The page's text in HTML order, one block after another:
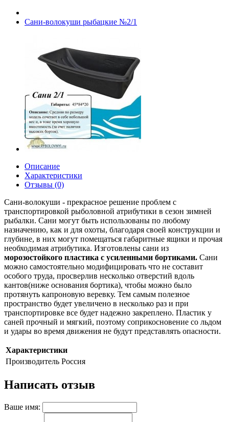
Сани-волокуши рыбацкие №2/1
Описание
Характеристики
Отзывы (0)
Сани-волокуши - прекрасное решение проблем с
транспортировкой рыболовной атрибутики в сезон зимней
рыбалки. Сани могут быть использованы по любому
назначению, как и для охоты, благодаря своей конструкции и
глубине, в них могут помещаться габаритные ящики и прочая
необходимая атрибутика. Изготовлены сани из
морозостойкого пластика с усиленными бортиками. Сани
можно самостоятельно модифицировать что не составит
особого труда, просверлив несколько отверстий вдоль
кантов(ниже основания бортика), чтобы можно было
протянуть капроновую веревку. Тем самым полезное
пространство будет увеличено в несколько раз и при
транспортировке все будет надежно закреплено. Пластик у
саней прочный и мягкий, поэтому соприкосновение со льдом
и удары во время движения не будут представлять опасности.
Характеристики
Производитель Россия
Написать отзыв
Ваше имя: